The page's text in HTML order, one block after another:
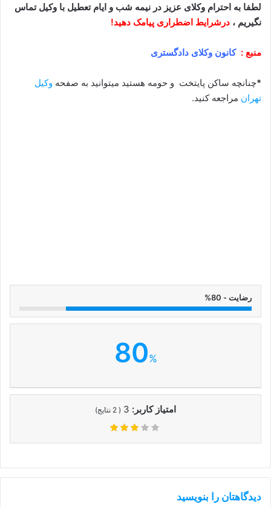
لطفا به احترام وکلای عزیز در نیمه شب و ایام تعطیل با وکیل تماس
نگیریم ، درشرایط اضطراری پیامک دهید!
منبع : کانون وکلای دادگستری
*چنانچه ساکن پایتخت و حومه هستید میتوانید به صفحه وکیل
تهران مراجعه کنید.
رضایت - 80%
80%
امتیاز کاربر: 3
(
2 نتایج)
دیدگاهتان را بنویسید